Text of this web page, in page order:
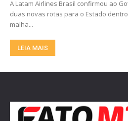
A Latam Airlines Brasil confirmou ao
duas novas rotas para o Estado
malha...
LEIA MAIS